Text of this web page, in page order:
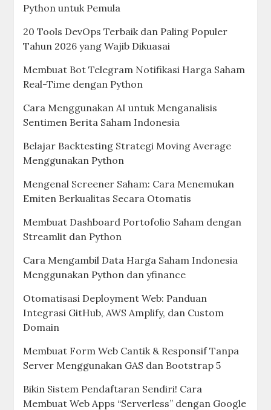
Python untuk Pemula
20 Tools DevOps Terbaik dan Paling Populer
Tahun 2026 yang Wajib Dikuasai
Membuat Bot Telegram Notifikasi Harga Saham
Real-Time dengan Python
Cara Menggunakan AI untuk Menganalisis
Sentimen Berita Saham Indonesia
Belajar Backtesting Strategi Moving Average
Menggunakan Python
Mengenal Screener Saham: Cara Menemukan
Emiten Berkualitas Secara Otomatis
Membuat Dashboard Portofolio Saham dengan
Streamlit dan Python
Cara Mengambil Data Harga Saham Indonesia
Menggunakan Python dan yfinance
Otomatisasi Deployment Web: Panduan
Integrasi GitHub, AWS Amplify, dan Custom
Domain
Membuat Form Web Cantik & Responsif Tanpa
Server Menggunakan GAS dan Bootstrap 5
Bikin Sistem Pendaftaran Sendiri! Cara
Membuat Web Apps “Serverless” dengan Google